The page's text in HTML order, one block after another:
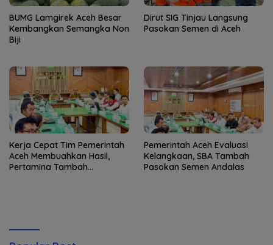
BUMG Lamgirek Aceh Besar
Kembangkan Semangka Non
Biji
Dirut SIG Tinjau Langsung
Pasokan Semen di Aceh
Kerja Cepat Tim Pemerintah
Aceh Membuahkan Hasil,
Pertamina Tambah
Pemerintah Aceh Evaluasi
Kelangkaan, SBA Tambah
Pasokan Semen Andalas